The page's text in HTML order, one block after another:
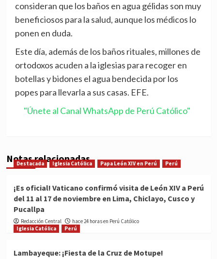
consideran que los baños en agua gélidas son muy
beneficiosos para la salud, aunque los médicos lo
ponen en duda.
Este día, además de los baños rituales, millones de
ortodoxos acuden a la iglesias para recoger en
botellas y bidones el agua bendecida por los
popes para llevarla a sus casas. EFE.
"Únete al Canal WhatsApp de Perú Católico"
Notas relacionadas
Destacada Iglesia Católica Papa León XIV en Perú Perú
¡Es oficial! Vaticano confirmó visita de León XIV a Perú
del 11 al 17 de noviembre en Lima, Chiclayo, Cusco y
Pucallpa
Redacción Central
hace 24 horas en Perú Católico
Iglesia Católica
Perú
Lambayeque: ¡Fiesta de la Cruz de Motupe!